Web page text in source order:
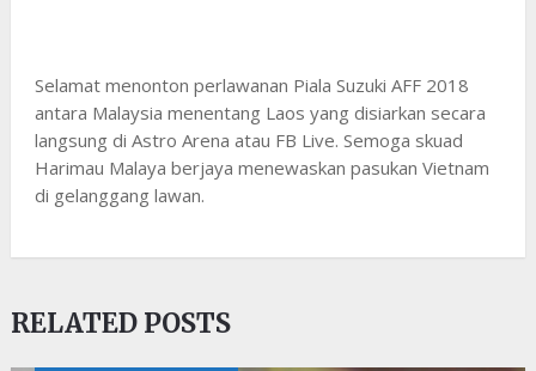
Selamat menonton perlawanan Piala Suzuki AFF 2018
antara Malaysia menentang Laos yang disiarkan secara
langsung di Astro Arena atau FB Live. Semoga skuad
Harimau Malaya berjaya menewaskan pasukan Vietnam
di gelanggang lawan.
RELATED POSTS